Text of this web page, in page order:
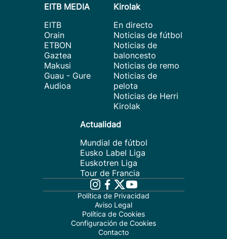
EITB MEDIA
EITB
Orain
ETBON
Gaztea
Makusi
Guau - Gure
Audioa
Kirolak
En directo
Noticias de fútbol
Noticias de
baloncesto
Noticias de remo
Noticias de
pelota
Noticias de Herri
Kirolak
Actualidad
Mundial de fútbol
Eusko Label Liga
Euskotren Liga
Tour de Francia
Política de Privacidad
Aviso Legal
Política de Cookies
Configuración de Cookies
Contacto